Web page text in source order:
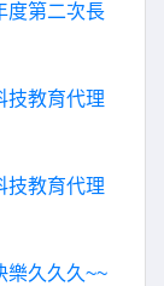
度第二次長
技教育代理
技教育代理
樂久久久~~